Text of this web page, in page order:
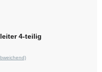
4-teilig